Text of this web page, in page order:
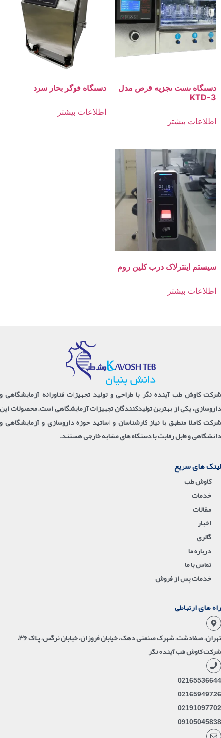
دستگاه تست تجزیه قرص مدل
KTD-3
اطلاعات بیشتر
دستگاه فوگر بخار سرد
اطلاعات بیشتر
سیستم اینترلاک درب کلین روم
اطلاعات بیشتر
شرکت کاوش طب آینده نگر با طراحی و تولید تجهیزات فناورانه آزمایشگاهی و
داروسازی، یکی از بهترین تولیدکنندگان تجهیزات آزمایشگاهی است. محصولات این
شرکت کاملا منطبق با نیاز کارشناسان و اساتید حوزه داروسازی و آزمایشگاهی و
دانشگاهی و قابل رقابت با دستگاه های مشابه خارجی هستند.
لینک های سریع
کاوش طب
خدمات
مقالات
اخبار
گالری
درباره ما
تماس با ما
خدمات پس از فروش
راه های ارتباطی
تهران، صفادشت، شهرک صنعتی دهک، خیابان فروزان، خیابان نرگس، پلاک ۳۶،
شرکت کاوش طب آینده نگر
02165536644
02165949726
02191097702
09105045838